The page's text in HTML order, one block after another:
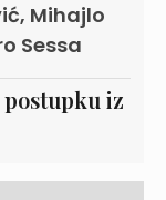
Mihajlo
Sessa
iz